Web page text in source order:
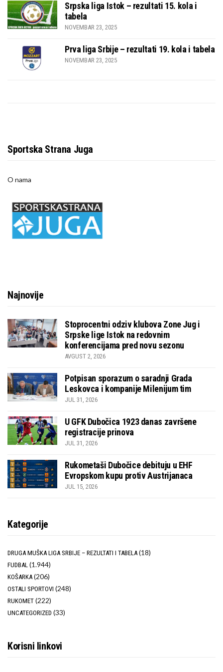
Srpska liga Istok – rezultati 15. kola i
tabela
NOVEMBAR 23, 2025
Prva liga Srbije – rezultati 19. kola i tabela
NOVEMBAR 23, 2025
Sportska Strana Juga
O nama
Najnovije
Stoprocentni odziv klubova Zone Jug i
Srpske lige Istok na redovnim
konferencijama pred novu sezonu
AVGUST 2, 2026
Potpisan sporazum o saradnji Grada
Leskovca i kompanije Milenijum tim
JUL 31, 2026
U GFK Dubočica 1923 danas završene
registracije prinova
JUL 31, 2026
Rukometaši Dubočice debituju u EHF
Evropskom kupu protiv Austrijanaca
JUL 15, 2026
Kategorije
DRUGA MUŠKA LIGA SRBIJE – REZULTATI I TABELA (18)
FUDBAL (1.944)
KOŠARKA (206)
OSTALI SPORTOVI (248)
RUKOMET (222)
UNCATEGORIZED (33)
Korisni linkovi